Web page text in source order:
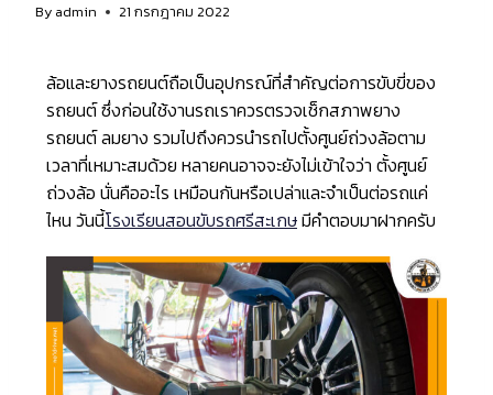
By admin 21 กรกฎาคม 2022
ล้อและยางรถยนต์ถือเป็นอุปกรณ์ที่สำคัญต่อการขับขี่ของ
รถยนต์ ซึ่งก่อนใช้งานรถเราควรตรวจเช็กสภาพยาง
รถยนต์ ลมยาง รวมไปถึงควรนำรถไปตั้งศูนย์ถ่วงล้อตาม
เวลาที่เหมาะสมด้วย หลายคนอาจจะยังไม่เข้าใจว่า ตั้งศูนย์
ถ่วงล้อ นั่นคืออะไร เหมือนกันหรือเปล่าและจำเป็นต่อรถแค่
ไหน วันนี้โรงเรียนสอนขับรถศรีสะเกษมีคำตอบมาฝากครับ